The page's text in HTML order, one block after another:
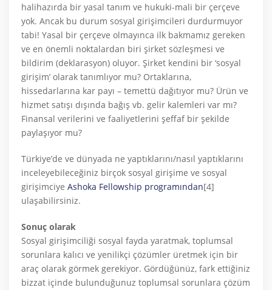
halihazırda bir yasal tanım ve hukuki-mali bir çerçeve
yok. Ancak bu durum sosyal girişimcileri durdurmuyor
tabi! Yasal bir çerçeve olmayınca ilk bakmamız gereken
ve en önemli noktalardan biri şirket sözleşmesi ve
bildirim (deklarasyon) oluyor. Şirket kendini bir ‘sosyal
girişim’ olarak tanımlıyor mu? Ortaklarına,
hissedarlarına kar payı – temettü dağıtıyor mu? Ürün ve
hizmet satışı dışında bağış vb. gelir kalemleri var mı?
Finansal verilerini ve faaliyetlerini şeffaf bir şekilde
paylaşıyor mu?
Türkiye’de ve dünyada ne yaptıklarını/nasıl yaptıklarını
inceleyebileceğiniz birçok sosyal girişime ve sosyal
girişimciye Ashoka Fellowship programından[4]
ulaşabilirsiniz.
Sonuç olarak
Sosyal girişimciliği sosyal fayda yaratmak, toplumsal
sorunlara kalıcı ve yenilikçi çözümler üretmek için bir
araç olarak görmek gerekiyor. Gördüğünüz, fark ettiğiniz
bizzat içinde bulunduğunuz toplumsal sorunlara çözüm